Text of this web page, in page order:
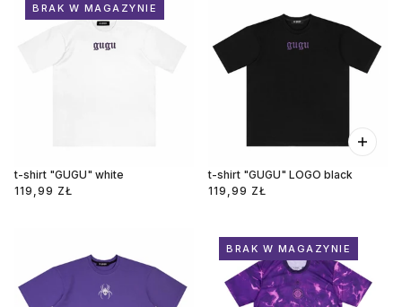
BRAK W MAGAZYNIE
t-shirt "GUGU" white
119,99 ZŁ
t-shirt "GUGU" LOGO black
119,99 ZŁ
BRAK W MAGAZYNIE